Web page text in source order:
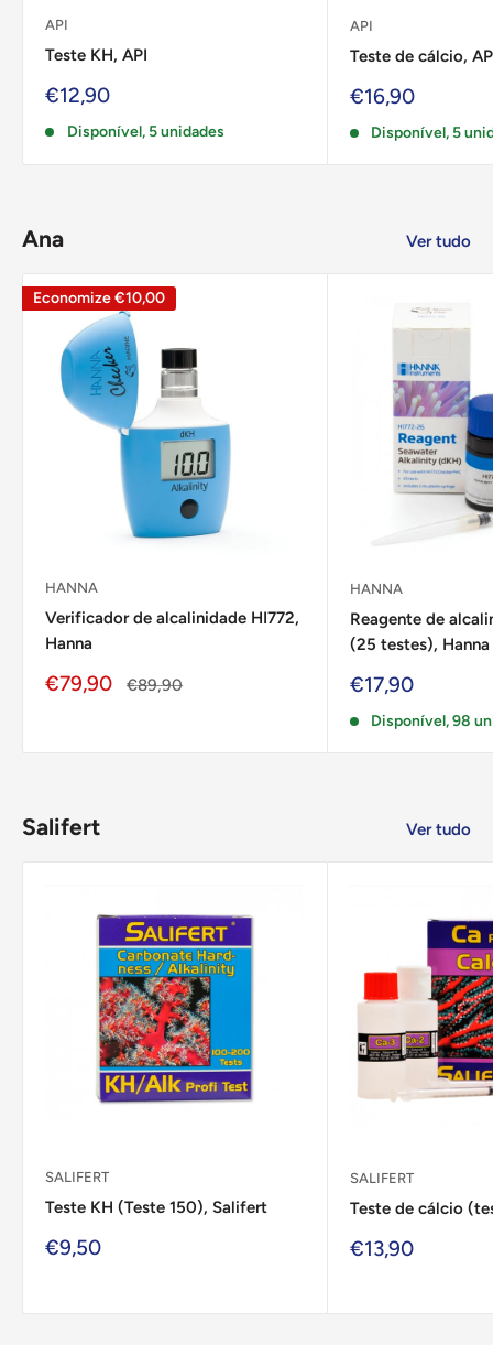
API
Teste KH, API
Preço
venda
€12,90
Disponível, 5 unidades
API
Teste de cálcio,
Preço
venda
€16,90
Disponível, 5
Ana Ver tudo
Economize€10,00
HANNA
Verificador de alcalinidade HI772,
Hanna
Preço
€79,90
Preço
€89,90
HANNA
Reagente de
(25 testes), Hanna
Preço
venda
€17,90
Disponível, 98
Salifert Ver tudo
SALIFERT
Teste KH (Teste 150), Salifert
Preço
€9,50
SALIFERT
Teste de cálcio
Preço
€13,90